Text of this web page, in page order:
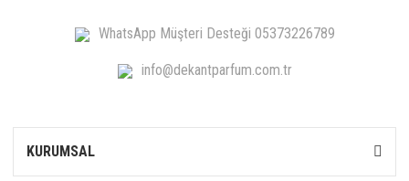
WhatsApp Müşteri Desteği 05373226789
info@dekantparfum.com.tr
KURUMSAL